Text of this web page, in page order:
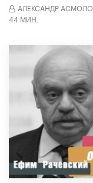
АЛЕКСАНДР
44 МИН.